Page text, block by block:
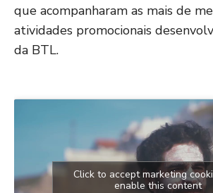
que acompanharam as mais de
atividades promocionais
da BTL.
Click to accept marketing
enable this content